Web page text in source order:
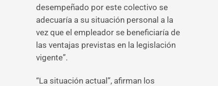
desempeñado por este colectivo se
adecuaría a su situación personal a la
vez que el empleador se beneficiaría de
las ventajas previstas en la legislación
vigente”.
“La situación actual”, afirman los